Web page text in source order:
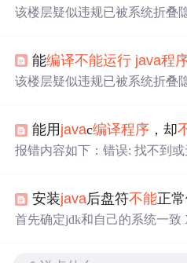
该楼层疑似违规已被系统折叠
ava
0,n=50;int[][]s,sp;Toolkit...
能编译不能运行 java程
该楼层疑似违规已被系统折叠
ava
0,n=50;int[][]s,sp;Toolkit...
能用 javac编译程序 ，却
报错内容如下：错误: 找不到
lassPath 指出了运行java程序的
夹。
安装java后盘符不能正常
首先确定jdk和自己的系统一致 X86对应32 X64对应64在 此